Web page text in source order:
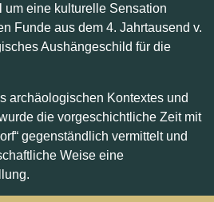
um eine kulturelle Sensation
Funde aus dem 4. Jahrtausend v.
Aushängeschild für die
archäologischen Kontextes und
die vorgeschichtliche Zeit mit
gegenständlich vermittelt und
Weise eine